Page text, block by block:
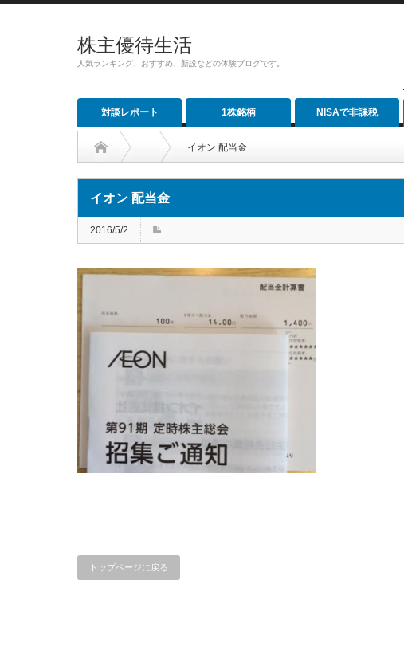
株主優待生活
人気ランキング、おすすめ、新設などの体験ブログです。
対談レポート 1株銘柄 NISAで非課税
イオン 配当金
イオン 配当金
2016/5/2
トップページに戻る